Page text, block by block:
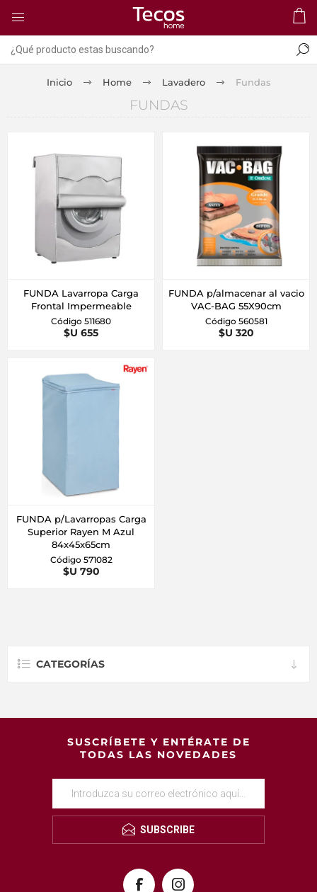
Inicio Home Lavadero Fundas
FUNDAS
FUNDA Lavarropa Carga
Frontal Impermeable
Código 511680
$U 655
FUNDA p/almacenar al vacio
VAC-BAG 55X90cm
Código 560581
$U 320
FUNDA p/Lavarropas Carga
Superior Rayen M Azul
84x45x65cm
Código 571082
$U 790
CATEGORÍAS
SUSCRÍBETE Y ENTÉRATE DE
TODAS LAS NOVEDADES
SUBSCRIBE